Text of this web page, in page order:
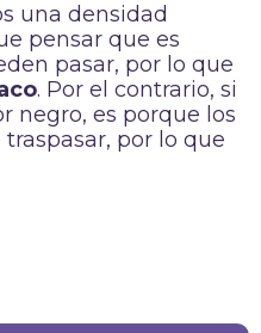
una densidad
pensar que es
pasar, por lo que
. Por el contrario, si
negro, es porque los
traspasar, por lo que